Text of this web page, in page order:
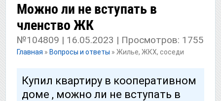
Можно ли не вступать в
членство ЖК
№104809 | 16.05.2023 | Просмотров: 1755
Главная » Вопросы и ответы » Жилье, ЖКХ, соседи
Купил квартиру в кооперативном
доме , можно ли не вступать в